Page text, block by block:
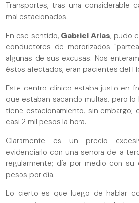
Transportes, tras una considerable
mal estacionados.
En ese sentido, Gabriel Arias, pudo
conductores de motorizados
algunas de sus excusas. Nos
éstos afectados, eran pacientes del
Este centro clínico estaba justo en
que estaban sacando multas, pero
tiene estacionamiento, sin embargo;
casi 2 mil pesos la hora.
Claramente es un precio
evidenciarlo con una señora de la
regularmente; día por medio con su
pesos por día.
Lo cierto es que luego de hablar